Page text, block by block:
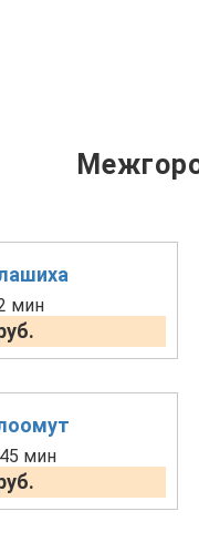
мин
мин